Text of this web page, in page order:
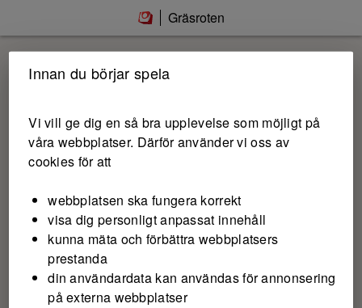
Gräsroten
Innan du börjar spela
Vi vill ge dig en så bra upplevelse som möjligt på
våra webbplatser. Därför använder vi oss av
cookies för att
webbplatsen ska fungera korrekt
visa dig personligt anpassat innehåll
kunna mäta och förbättra webbplatsers
prestanda
din användardata kan användas för annonsering
på externa webbplatser